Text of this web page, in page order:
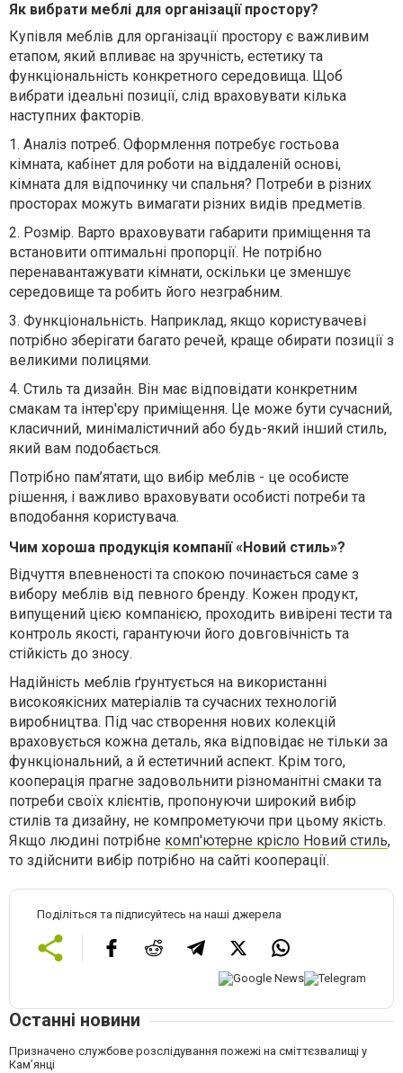
Як вибрати меблі для організації простору?
Купівля меблів для організації простору є важливим
етапом, який впливає на зручність, естетику та
функціональність конкретного середовища. Щоб
вибрати ідеальні позиції, слід враховувати кілька
наступних факторів.
1. Аналіз потреб. Оформлення потребує гостьова
кімната, кабінет для роботи на віддаленій основі,
кімната для відпочинку чи спальня? Потреби в різних
просторах можуть вимагати різних видів предметів.
2. Розмір. Варто враховувати габарити приміщення та
встановити оптимальні пропорції. Не потрібно
перенавантажувати кімнати, оскільки це зменшує
середовище та робить його незграбним.
3. Функціональність. Наприклад, якщо користувачеві
потрібно зберігати багато речей, краще обирати позиції з
великими полицями.
4. Стиль та дизайн. Він має відповідати конкретним
смакам та інтер'єру приміщення. Це може бути сучасний,
класичний, минімалістичний або будь-який інший стиль,
який вам подобається.
Потрібно пам’ятати, що вибір меблів - це особисте
рішення, і важливо враховувати особисті потреби та
вподобання користувача.
Чим хороша продукція компанії «Новий стиль»?
Відчуття впевненості та спокою починається саме з
вибору меблів від певного бренду. Кожен продукт,
випущений цією компанією, проходить вивірені тести та
контроль якості, гарантуючи його довговічність та
стійкість до зносу.
Надійність меблів ґрунтується на використанні
високоякісних матеріалів та сучасних технологій
виробництва. Під час створення нових колекцій
враховується кожна деталь, яка відповідає не тільки за
функціональний, а й естетичний аспект. Крім того,
кооперація прагне задовольнити різноманітні смаки та
потреби своїх клієнтів, пропонуючи широкий вибір
стилів та дизайну, не компрометуючи при цьому якість.
Якщо людині потрібне комп'ютерне крісло Новий стиль,
то здійснити вибір потрібно на сайті кооперації.
Поділіться та підписуйтесь на наші джерела
Останні новини
Призначено службове розслідування пожежі на сміттєзвалищі у
Кам’янці